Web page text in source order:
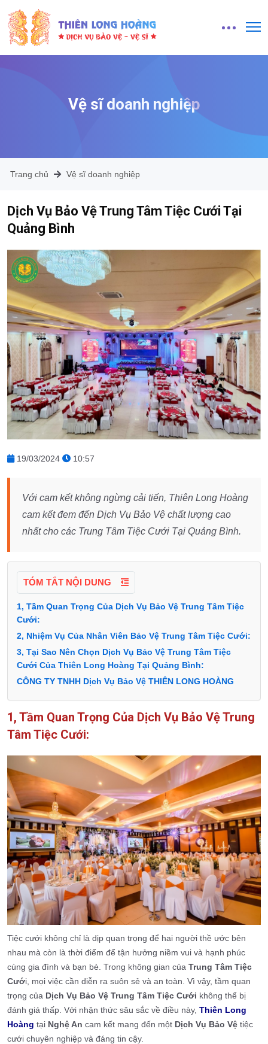
Vệ sĩ doanh nghiệp
Trang chủ Vệ sĩ doanh nghiệp
Dịch Vụ Bảo Vệ Trung Tâm Tiệc Cưới Tại
Quảng Bình
19/03/2024 10:57
Với cam kết không ngừng cải tiến, Thiên Long Hoàng
cam kết đem đến Dịch Vụ Bảo Vệ chất lượng cao
nhất cho các Trung Tâm Tiệc Cưới Tại Quảng Bình.
TÓM TẮT NỘI DUNG
1, Tầm Quan Trọng Của Dịch Vụ Bảo Vệ Trung Tâm Tiệc
Cưới:
2, Nhiệm Vụ Của Nhân Viên Bảo Vệ Trung Tâm Tiệc Cưới:
3, Tại Sao Nên Chọn Dịch Vụ Bảo Vệ Trung Tâm Tiệc
Cưới Của Thiên Long Hoàng Tại Quảng Bình:
CÔNG TY TNHH Dịch Vụ Bảo Vệ THIÊN LONG HOÀNG
1, Tầm Quan Trọng Của Dịch Vụ Bảo Vệ Trung
Tâm Tiệc Cưới:
Tiệc cưới không chỉ là dịp quan trọng để hai người thề ước bên
nhau mà còn là thời điểm để tận hưởng niềm vui và hạnh phúc
cùng gia đình và bạn bè. Trong không gian của Trung Tâm Tiệc
Cưới, mọi việc cần diễn ra suôn sẻ và an toàn. Vì vậy, tầm quan
trọng của Dịch Vụ Bảo Vệ Trung Tâm Tiệc Cưới không thể bị
đánh giá thấp. Với nhận thức sâu sắc về điều này, Thiên Long
Hoàng tại Nghệ An cam kết mang đến một Dịch Vụ Bảo Vệ tiệc
cưới chuyên nghiệp và đáng tin cậy.